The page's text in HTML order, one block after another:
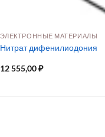
ЭЛЕКТРОННЫЕ МАТЕРИАЛЫ
Нитрат дифенилиодония
12 555,00₽